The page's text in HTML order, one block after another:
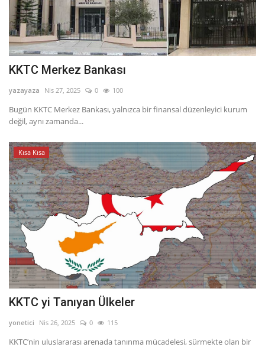
KKTC Merkez Bankası
yazayaza Nis 27, 2025 0 100
Bugün KKTC Merkez Bankası, yalnızca bir finansal düzenleyici kurum
değil, aynı zamanda...
Kısa Kısa
KKTC yi Tanıyan Ülkeler
yonetici Nis 26, 2025 0 115
KKTC’nin uluslararası arenada tanınma mücadelesi, sürmekte olan bir